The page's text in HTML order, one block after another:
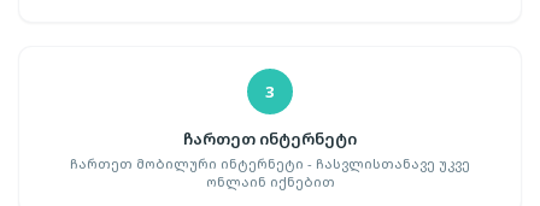
3
ჩართეთ ინტერნეტი
ჩართეთ მობილური ინტერნეტი - ჩასვლისთანავე უკვე
ონლაინ იქნებით